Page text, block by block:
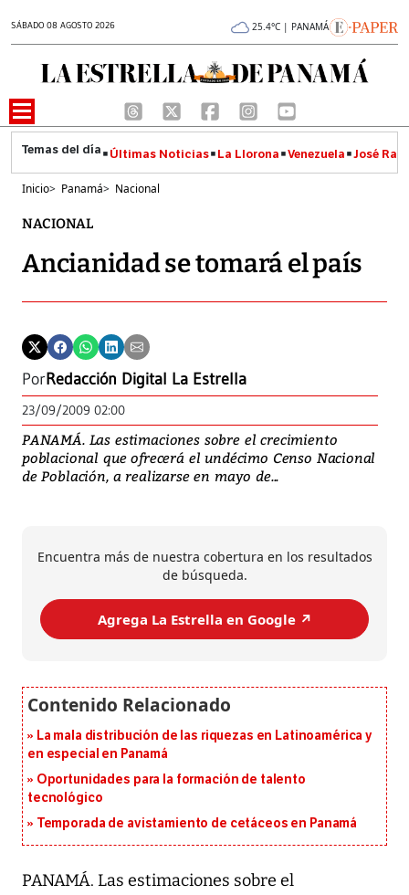
SÁBADO 08 AGOSTO 2026 25.4°C | PANAMÁ
Últimas Noticias La Llorona Venezuela José
Inicio> Panamá> Nacional
NACIONAL
Ancianidad se tomará el país
PorRedacción Digital La Estrella
23/09/2009 02:00
PANAMÁ. Las estimaciones sobre el crecimiento
poblacional que ofrecerá el undécimo Censo Nacional
de Población, a realizarse en mayo de...
Encuentra más de nuestra cobertura en los resultados
de búsqueda.
Agrega La Estrella en Google ↗️
La mala distribución de las riquezas en Latinoamérica y
en especial en Panamá
Oportunidades para la formación de talento
tecnológico
Temporada de avistamiento de cetáceos en Panamá
PANAMÁ. Las estimaciones sobre el